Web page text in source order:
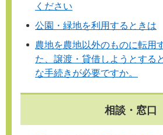
ください
公園・緑地を利用するときは
農地を農地以外のものに転用
た、譲渡・貸借しようとする
な手続きが必要ですか。
相談・窓口